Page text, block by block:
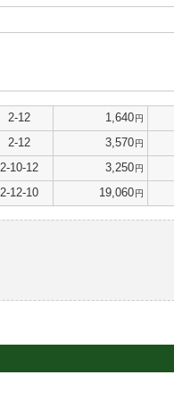
2-12 1,640円
2-12 3,570円
2-10-12 3,250円
2-12-10 19,060円